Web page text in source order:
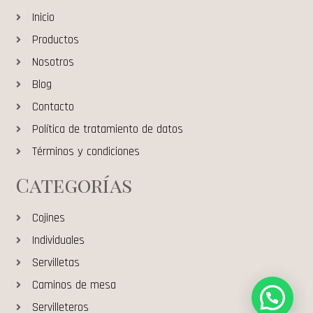
Inicio
Productos
Nosotros
Blog
Contacto
Política de tratamiento de datos
Términos y condiciones
Categorías
Cojines
Individuales
Servilletas
Caminos de mesa
Servilleteros